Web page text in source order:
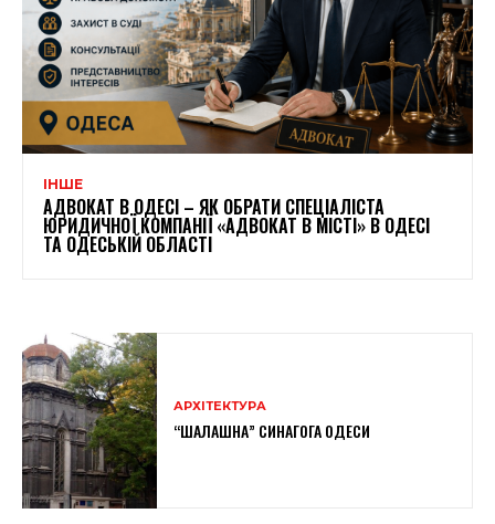
ІНШЕ
АДВОКАТ В ОДЕСІ – ЯК ОБРАТИ СПЕЦІАЛІСТА
ЮРИДИЧНОЇ КОМПАНІЇ «АДВОКАТ В МІСТІ» В ОДЕСІ
ТА ОДЕСЬКІЙ ОБЛАСТІ
АРХІТЕКТУРА
“ШАЛАШНА” СИНАГОГА ОДЕСИ